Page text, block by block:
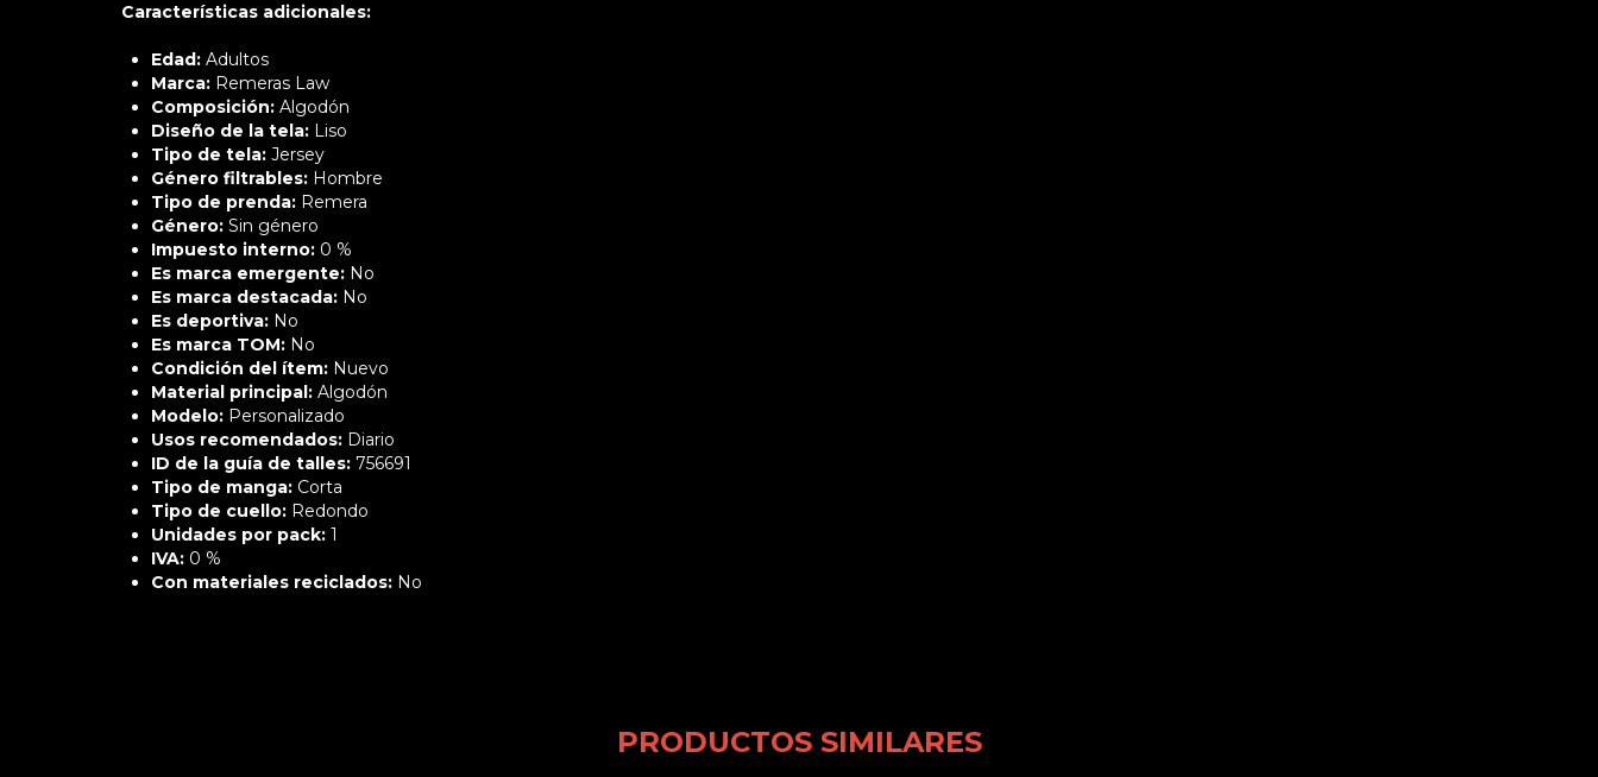
Características adicionales:
Edad: Adultos
Marca: Remeras Law
Composición: Algodón
Diseño de la tela: Liso
Tipo de tela: Jersey
Género filtrables: Hombre
Tipo de prenda: Remera
Género: Sin género
Impuesto interno: 0 %
Es marca emergente: No
Es marca destacada: No
Es deportiva: No
Es marca TOM: No
Condición del ítem: Nuevo
Material principal: Algodón
Modelo: Personalizado
Usos recomendados: Diario
ID de la guía de talles: 756691
Tipo de manga: Corta
Tipo de cuello: Redondo
Unidades por pack: 1
IVA: 0 %
Con materiales reciclados: No
PRODUCTOS SIMILARES